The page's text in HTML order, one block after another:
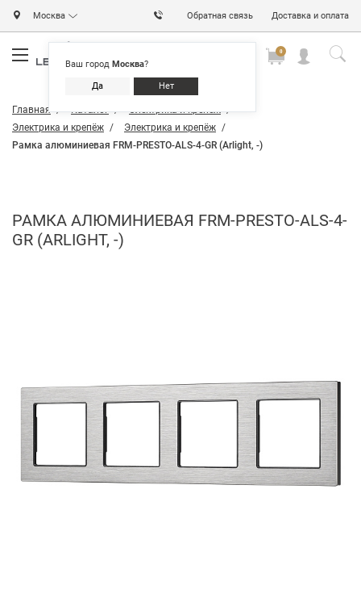
Москва
Ваш город Москва?
Да Нет
Обратная связь Доставка и оплата
0
Главная Каталог
Электрика и крепёж
Электрика и крепёж
Электрика и крепёж
Рамка алюминиевая FRM-PRESTO-ALS-4-GR (Arlight, -)
РАМКА АЛЮМИНИЕВАЯ FRM-PRESTO-ALS-4-
GR (ARLIGHT, -)